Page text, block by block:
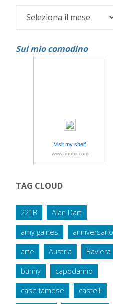
Archivi
Sul mio comodino
Visit my shelf
www.anobii.com
TAG CLOUD
221B Alan Dart
amy gaines anniversario
arte Austria Baviera
bunny capodanno
case famose castelli